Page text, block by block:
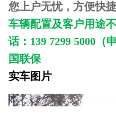
您上户无忧，方便快
车辆配置及客户用途
话：139 7299 5000（
国联保
实车图片